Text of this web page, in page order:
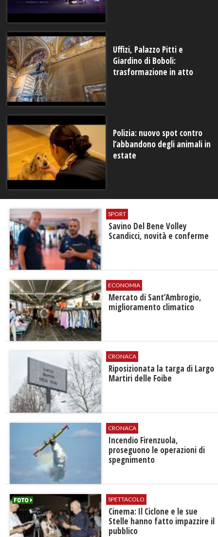
Uffizi, Palazzo Pitti e
Giardino di Boboli:
trasformazione in atto
Polizia: nuovo spot contro
l’abbandono degli animali in
estate
SPORT
Savino Del Bene Volley
Scandicci, novità e conferme
ECONOMIA
Mercato di Sant’Ambrogio,
miglioramento climatico
CRONACA
Riposizionata la targa di Largo
Martiri delle Foibe
CRONACA
Incendio Firenzuola,
proseguono le operazioni di
spegnimento
SPETTACOLO
Cinema: Il Ciclone e le sue
Stelle hanno fatto impazzire il
pubblico